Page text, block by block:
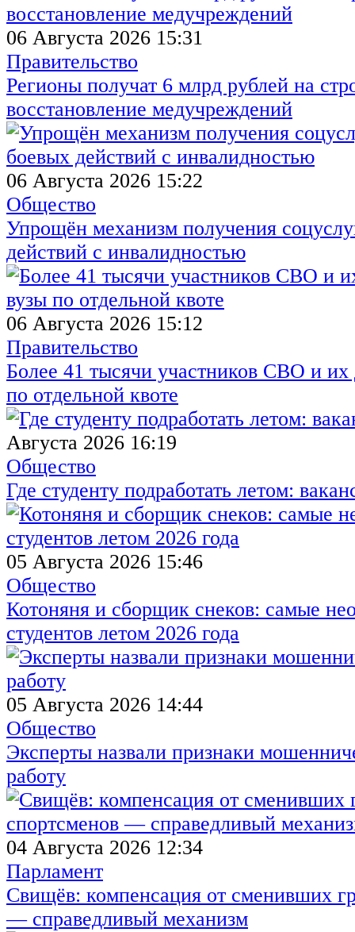
06 Августа 2026 15:31
Правительство
Регионы получат 6 млрд рублей на
восстановление медучреждений
06 Августа 2026 15:22
Общество
Упрощён механизм получения
действий с инвалидностью
06 Августа 2026 15:12
Правительство
Более 41 тысячи участников СВО и их
по отдельной квоте
Августа 2026 16:19
Общество
Где студенту подработать летом:
05 Августа 2026 15:46
Общество
Котоняня и сборщик снеков: самые
студентов летом 2026 года
05 Августа 2026 14:44
Общество
Эксперты назвали признаки
работу
04 Августа 2026 12:34
Парламент
Свищёв: компенсация от сменивших
— справедливый механизм